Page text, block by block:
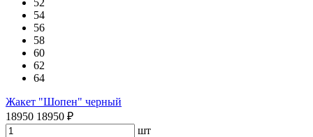
54
56
58
60
62
64
Жакет "Шопен" черный
18950 18950 ₽
шт